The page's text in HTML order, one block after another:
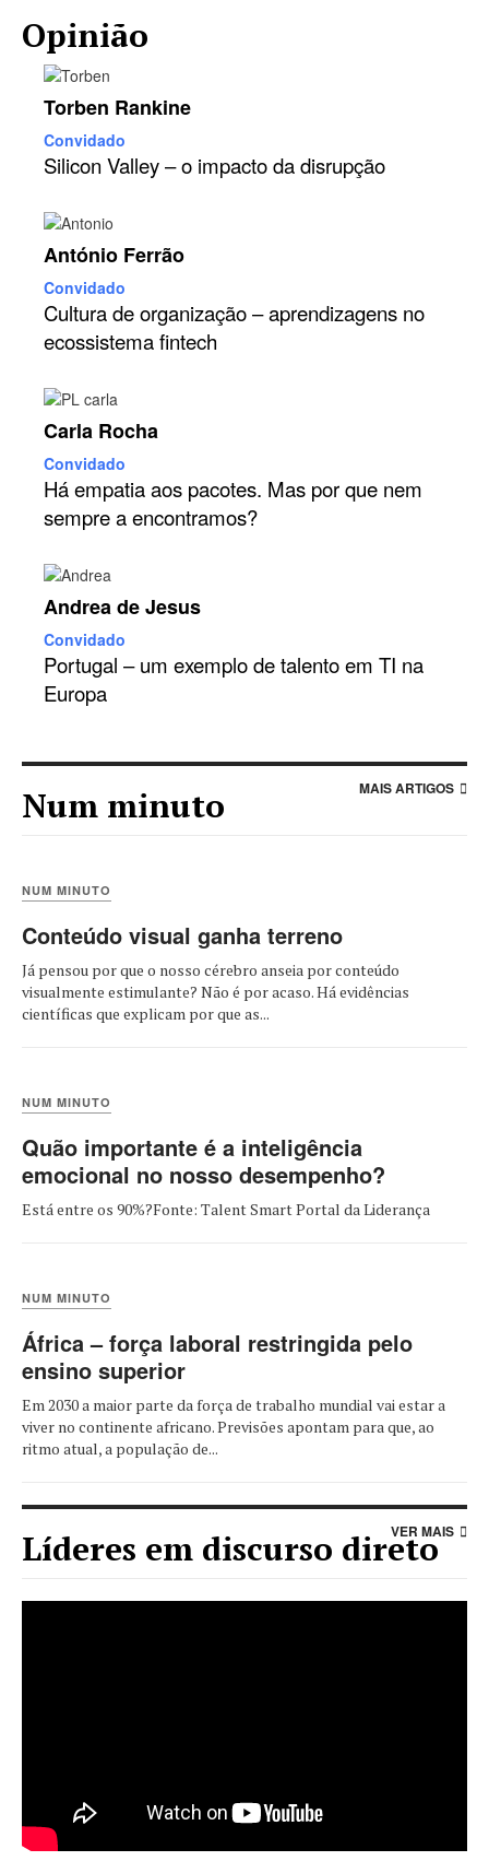
Opinião
Torben Rankine
Convidado
Silicon Valley – o impacto da disrupção
António Ferrão
Convidado
Cultura de organização – aprendizagens no
ecossistema fintech
Carla Rocha
Convidado
Há empatia aos pacotes. Mas por que nem
sempre a encontramos?
Andrea de Jesus
Convidado
Portugal – um exemplo de talento em TI na
Europa
Num minuto MAIS ARTIGOS
NUM MINUTO
Conteúdo visual ganha terreno
Já pensou por que o nosso cérebro anseia por conteúdo
visualmente estimulante? Não é por acaso. Há evidências
científicas que explicam por que as...
NUM MINUTO
Quão importante é a inteligência
emocional no nosso desempenho?
Está entre os 90%?Fonte: Talent Smart Portal da Liderança
NUM MINUTO
África – força laboral restringida pelo
ensino superior
Em 2030 a maior parte da força de trabalho mundial vai estar a
viver no continente africano. Previsões apontam para que, ao
ritmo atual, a população de...
Líderes em discurso direto
VER MAIS